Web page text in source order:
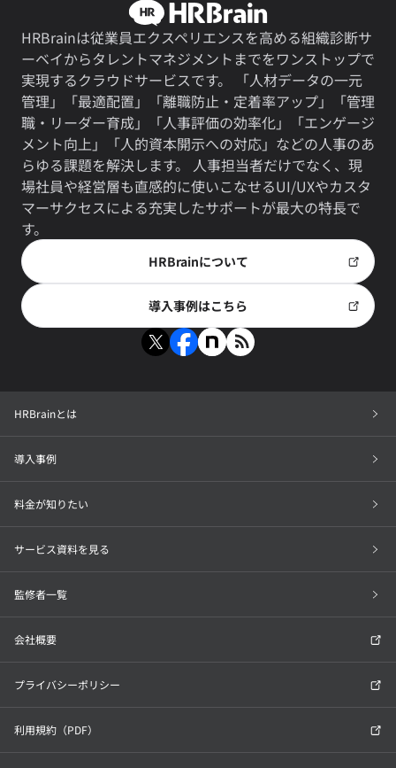
HRBrainは従業員エクスペリエンスを高める組織診断サ
ーベイからタレントマネジメントまでをワンストップで
実現するクラウドサービスです。 「人材データの一元
管理」「最適配置」「離職防止・定着率アップ」「管理
職・リーダー育成」「人事評価の効率化」「エンゲージ
メント向上」「人的資本開示への対応」などの人事のあ
らゆる課題を解決します。 人事担当者だけでなく、現
場社員や経営層も直感的に使いこなせるUI/UXやカスタ
マーサクセスによる充実したサポートが最大の特長で
す。
HRBrainについて
導入事例はこちら
HRBrainとは
導入事例
料金が知りたい
サービス資料を見る
監修者一覧
会社概要
プライバシーポリシー
利用規約（PDF）